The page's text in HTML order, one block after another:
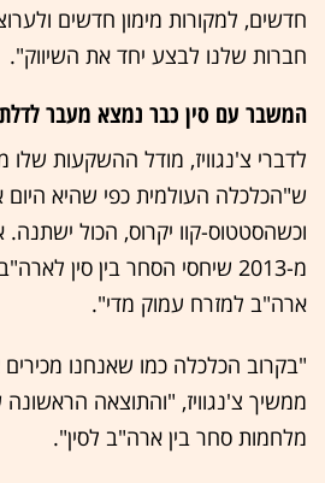
חדשים, למקורות מימון חדשים
חברות שלנו לבצע יחד את השיווק".
המשבר עם סין כבר נמצא מעבר לדלת
לדברי צ'נגוויז, מודל ההשקעות
ש"הכלכלה העולמית כפי שהיא היום
וכשהסטטוס-קוו יקרוס, הכול ישתנה.
מ-‭2013‬ שיחסי הסחר בין סין
ארה"ב למזרח עמוק מדי".
"בקרוב הכלכלה כמו שאנחנו
ממשיך צ'נגוויז, "והתוצאה
מלחמות סחר בין ארה"ב לסין".